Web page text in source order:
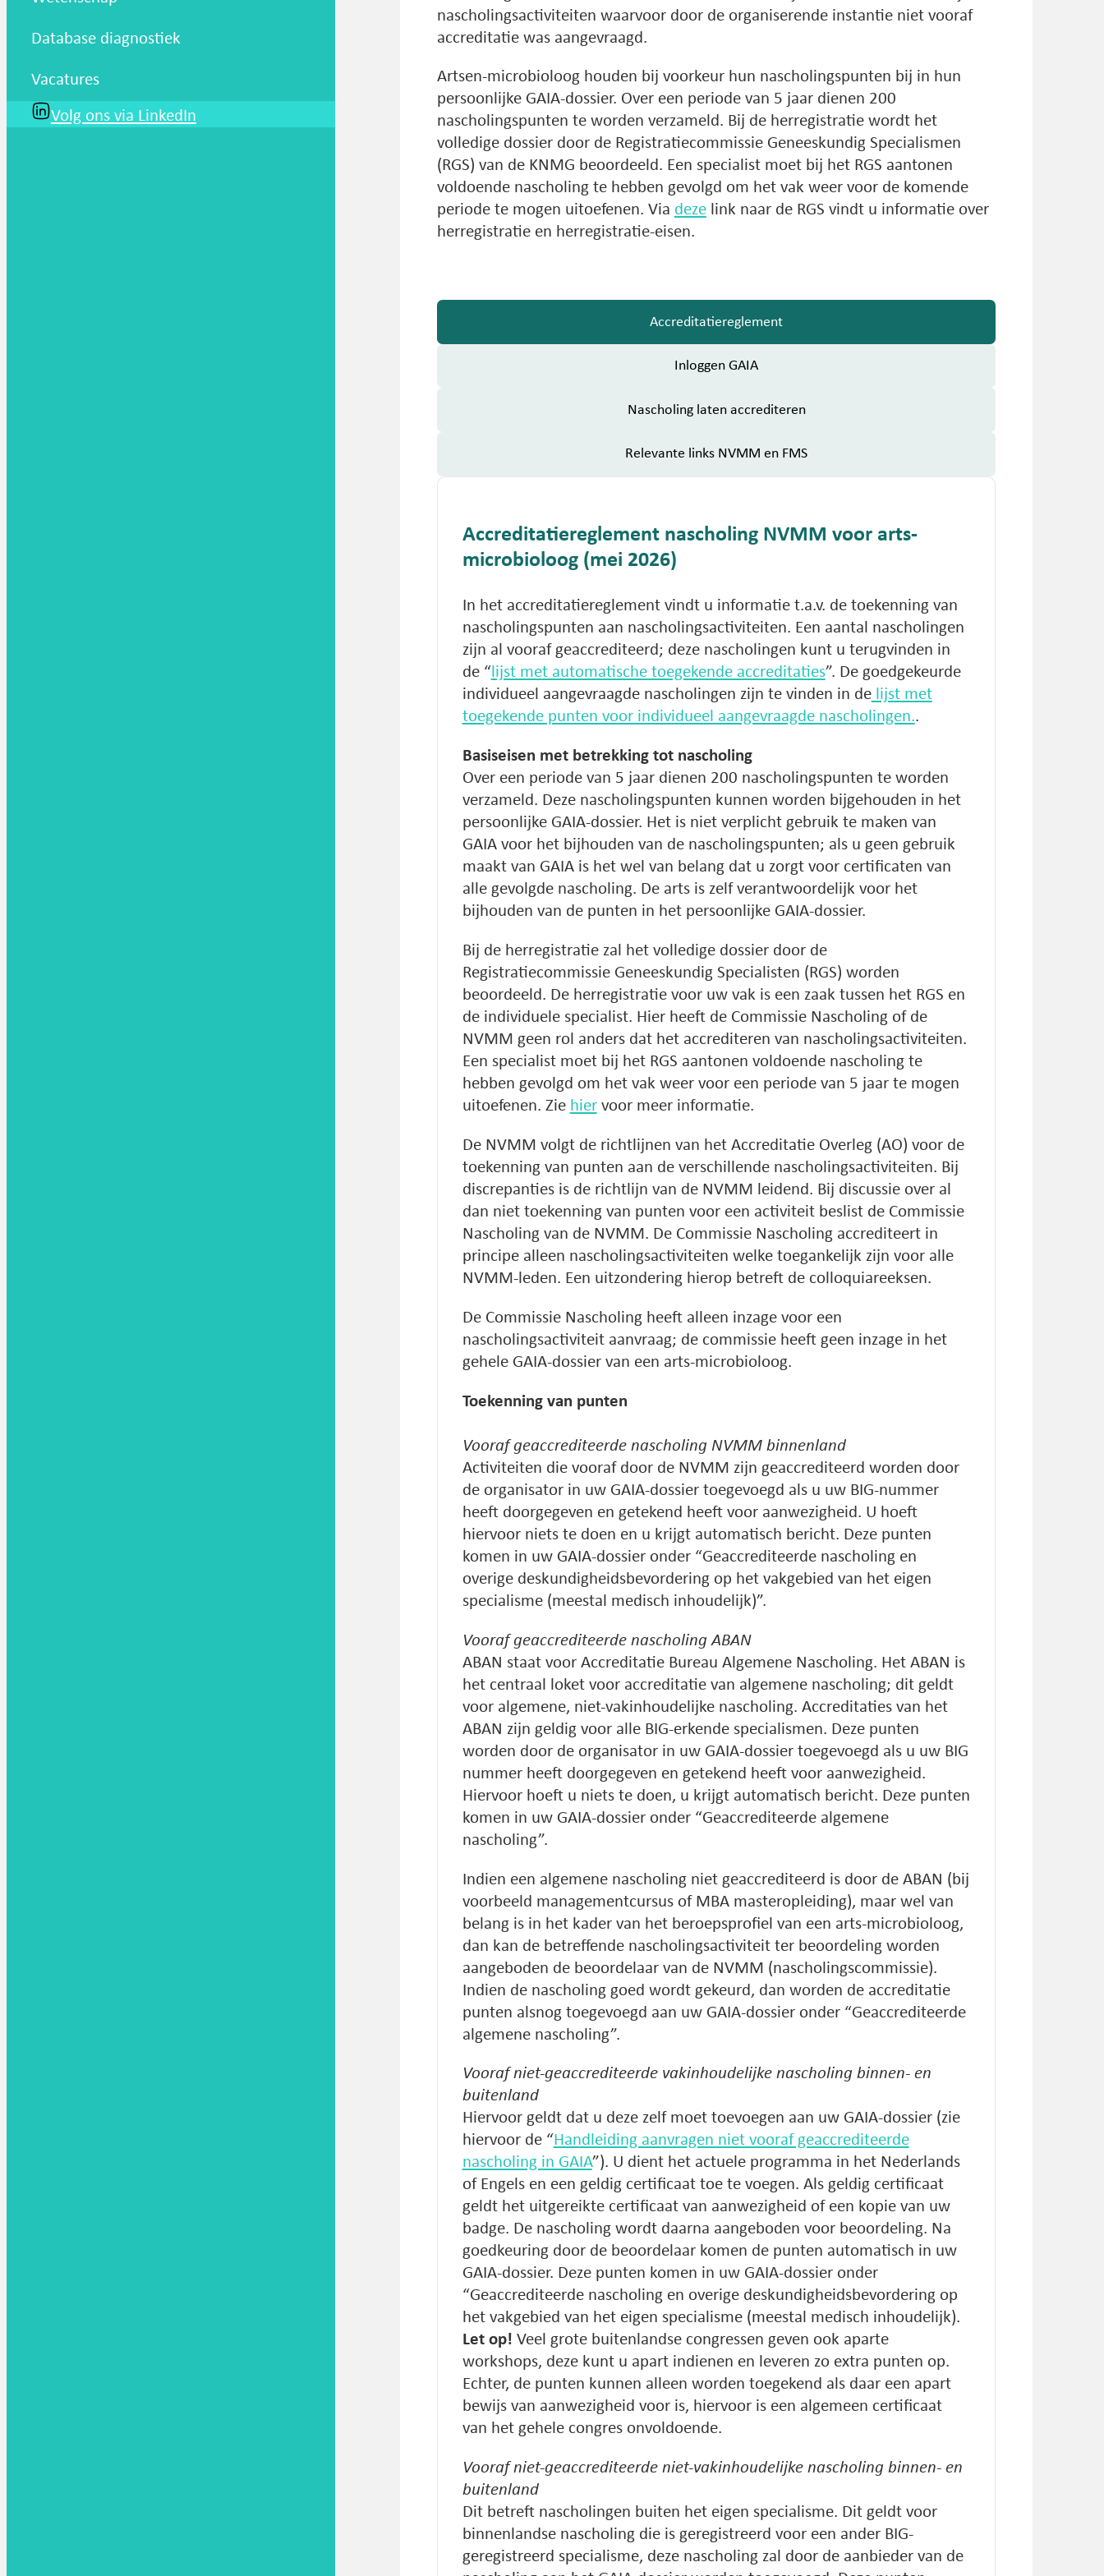
Database diagnostiek
Vacatures
Volg ons via LinkedIn
nascholingsactiviteiten waarvoor door de organiserende instantie niet vooraf
accreditatie was aangevraagd.
Artsen-microbioloog houden bij voorkeur hun nascholingspunten bij in hun
persoonlijke GAIA-dossier. Over een periode van 5 jaar dienen 200
nascholingspunten te worden verzameld. Bij de herregistratie wordt het
volledige dossier door de Registratiecommissie Geneeskundig Specialismen
(RGS) van de KNMG beoordeeld. Een specialist moet bij het RGS aantonen
voldoende nascholing te hebben gevolgd om het vak weer voor de komende
periode te mogen uitoefenen. Via dezelink naar de RGS vindt u informatie over
herregistratie en herregistratie-eisen.
Accreditatiereglement
Inloggen GAIA
Nascholing laten accrediteren
Relevante links NVMM en FMS
Accreditatiereglement nascholing NVMM voor arts-
microbioloog (mei 2026)
In het accreditatiereglement vindt u informatie t.a.v. de toekenning van
nascholingspunten aan nascholingsactiviteiten. Een aantal nascholingen
zijn al vooraf geaccrediteerd; deze nascholingen kunt u terugvinden in
de “ lijst met automatische toegekende accreditaties”. De goedgekeurde
individueel aangevraagde nascholingen zijn te vinden in delijst met
toegekende punten voor individueel aangevraagde nascholingen..
Basiseisen met betrekking tot nascholing
Over een periode van 5 jaar dienen 200 nascholingspunten te worden
verzameld. Deze nascholingspunten kunnen worden bijgehouden in het
persoonlijke GAIA-dossier. Het is niet verplicht gebruik te maken van
GAIA voor het bijhouden van de nascholingspunten; als u geen gebruik
maakt van GAIA is het wel van belang dat u zorgt voor certificaten van
alle gevolgde nascholing. De arts is zelf verantwoordelijk voor het
bijhouden van de punten in het persoonlijke GAIA-dossier.
Bij de herregistratie zal het volledige dossier door de
Registratiecommissie Geneeskundig Specialisten (RGS) worden
beoordeeld. De herregistratie voor uw vak is een zaak tussen het RGS en
de individuele specialist. Hier heeft de Commissie Nascholing of de
NVMM geen rol anders dat het accrediteren van nascholingsactiviteiten.
Een specialist moet bij het RGS aantonen voldoende nascholing te
hebben gevolgd om het vak weer voor een periode van 5 jaar te mogen
uitoefenen. Zie hiervoor meer informatie.
De NVMM volgt de richtlijnen van het Accreditatie Overleg (AO) voor de
toekenning van punten aan de verschillende nascholingsactiviteiten. Bij
discrepanties is de richtlijn van de NVMM leidend. Bij discussie over al
dan niet toekenning van punten voor een activiteit beslist de Commissie
Nascholing van de NVMM. De Commissie Nascholing accrediteert in
principe alleen nascholingsactiviteiten welke toegankelijk zijn voor alle
NVMM-leden. Een uitzondering hierop betreft de colloquiareeksen.
De Commissie Nascholing heeft alleen inzage voor een
nascholingsactiviteit aanvraag; de commissie heeft geen inzage in het
gehele GAIA-dossier van een arts-microbioloog.
Toekenning van punten
Vooraf geaccrediteerde nascholing NVMM binnenland
Activiteiten die vooraf door de NVMM zijn geaccrediteerd worden door
de organisator in uw GAIA-dossier toegevoegd als u uw BIG-nummer
heeft doorgegeven en getekend heeft voor aanwezigheid. U hoeft
hiervoor niets te doen en u krijgt automatisch bericht. Deze punten
komen in uw GAIA-dossier onder “Geaccrediteerde nascholing en
overige deskundigheidsbevordering op het vakgebied van het eigen
specialisme (meestal medisch inhoudelijk)”.
Vooraf geaccrediteerde nascholing ABAN
ABAN staat voor Accreditatie Bureau Algemene Nascholing. Het ABAN is
het centraal loket voor accreditatie van algemene nascholing; dit geldt
voor algemene, niet-vakinhoudelijke nascholing. Accreditaties van het
ABAN zijn geldig voor alle BIG-erkende specialismen. Deze punten
worden door de organisator in uw GAIA-dossier toegevoegd als u uw BIG
nummer heeft doorgegeven en getekend heeft voor aanwezigheid.
Hiervoor hoeft u niets te doen, u krijgt automatisch bericht. Deze punten
komen in uw GAIA-dossier onder “Geaccrediteerde algemene
nascholing”.
Indien een algemene nascholing niet geaccrediteerd is door de ABAN (bij
voorbeeld managementcursus of MBA masteropleiding), maar wel van
belang is in het kader van het beroepsprofiel van een arts-microbioloog,
dan kan de betreffende nascholingsactiviteit ter beoordeling worden
aangeboden de beoordelaar van de NVMM (nascholingscommissie).
Indien de nascholing goed wordt gekeurd, dan worden de accreditatie
punten alsnog toegevoegd aan uw GAIA-dossier onder “Geaccrediteerde
algemene nascholing”.
Vooraf niet-geaccrediteerde vakinhoudelijke nascholing binnen- en
buitenland
Hiervoor geldt dat u deze zelf moet toevoegen aan uw GAIA-dossier (zie
hiervoor de “Handleiding aanvragen niet vooraf geaccrediteerde
nascholing in GAIA”). U dient het actuele programma in het Nederlands
of Engels en een geldig certificaat toe te voegen. Als geldig certificaat
geldt het uitgereikte certificaat van aanwezigheid of een kopie van uw
badge. De nascholing wordt daarna aangeboden voor beoordeling. Na
goedkeuring door de beoordelaar komen de punten automatisch in uw
GAIA-dossier. Deze punten komen in uw GAIA-dossier onder
“Geaccrediteerde nascholing en overige deskundigheidsbevordering op
het vakgebied van het eigen specialisme (meestal medisch inhoudelijk).
Let op! Veel grote buitenlandse congressen geven ook aparte
workshops, deze kunt u apart indienen en leveren zo extra punten op.
Echter, de punten kunnen alleen worden toegekend als daar een apart
bewijs van aanwezigheid voor is, hiervoor is een algemeen certificaat
van het gehele congres onvoldoende.
Vooraf niet-geaccrediteerde niet-vakinhoudelijke nascholing binnen- en
buitenland
Dit betreft nascholingen buiten het eigen specialisme. Dit geldt voor
binnenlandse nascholing die is geregistreerd voor een ander BIG-
geregistreerd specialisme, deze nascholing zal door de aanbieder van de